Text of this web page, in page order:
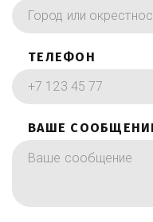
ТЕЛЕФОН
ВАШЕ